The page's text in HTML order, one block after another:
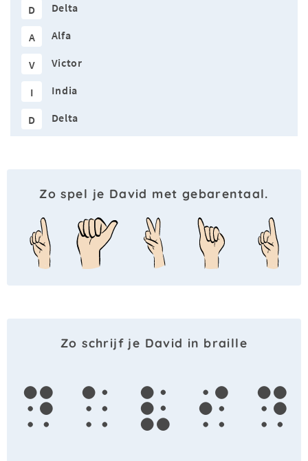
D Delta
A Alfa
V Victor
I India
D Delta
Zo spel je David met gebarentaal.
Zo schrijf je David in braille
d a v i d